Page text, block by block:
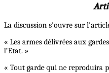
La discussion s'ouvre sur
« Les armes délivrées aux
l'Etat. »
« Tout garde qui ne reproduira